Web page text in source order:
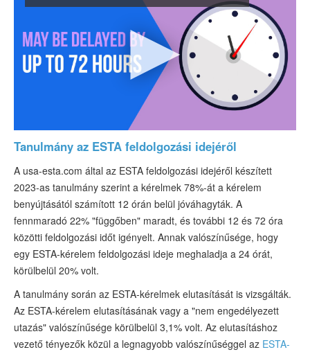
Tanulmány az ESTA feldolgozási idejéről
A usa-esta.com által az ESTA feldolgozási idejéről készített
2023-as tanulmány szerint a kérelmek 78%-át a kérelem
benyújtásától számított 12 órán belül jóváhagyták. A
fennmaradó 22% "függőben" maradt, és további 12 és 72 óra
közötti feldolgozási időt igényelt. Annak valószínűsége, hogy
egy ESTA-kérelem feldolgozási ideje meghaladja a 24 órát,
körülbelül 20% volt.
A tanulmány során az ESTA-kérelmek elutasítását is vizsgálták.
Az ESTA-kérelem elutasításának vagy a "nem engedélyezett
utazás" valószínűsége körülbelül 3,1% volt. Az elutasításhoz
vezető tényezők közül a legnagyobb valószínűséggel az ESTA-